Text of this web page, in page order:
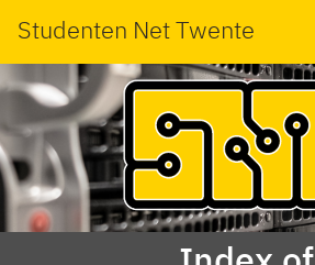
Studenten Net Twente